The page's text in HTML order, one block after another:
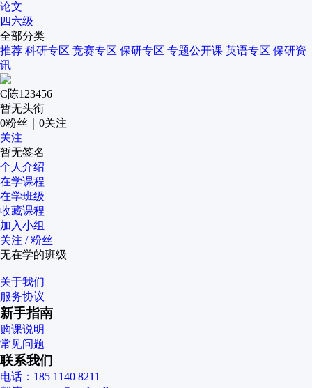
论文
四六级
全部分类
推荐 科研专区 竞赛专区 保研专区 专题公开课 英语专区 保研资
讯
C陈123456
暂无头衔
0粉丝 0关注
关注
暂无签名
个人介绍
在学课程
在学班级
收藏课程
加入小组
关注 / 粉丝
无在学的班级
关于我们
服务协议
新手指南
购课说明
常见问题
联系我们
电话：185 1140 8211